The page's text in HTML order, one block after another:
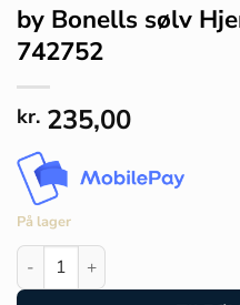
by Bonells sølv
742752
kr. 235,00
På lager
by Bonells sølv Hjerte